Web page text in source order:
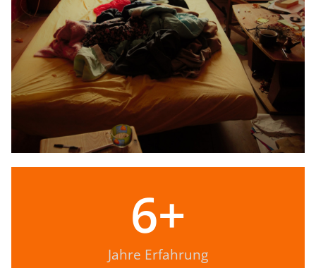
Jahre Erfahrung
6+